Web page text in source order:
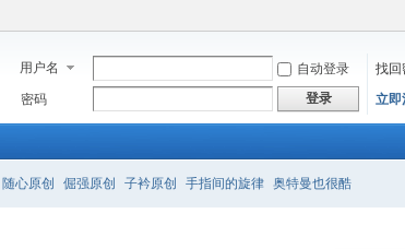
用户名 自动登录
找回
密码
登录 立即
随心原创 倔强原创 子衿原创 手指间的旋律 奥特曼也很酷